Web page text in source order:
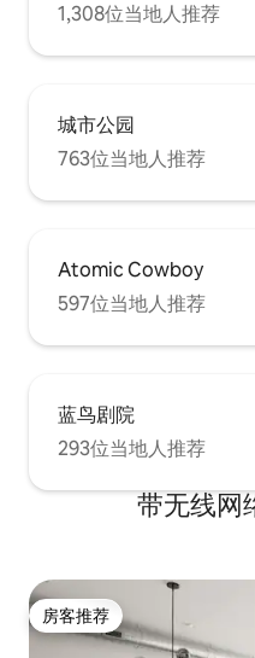
1,308位当地人推荐
城市公园
763位当地人推荐
Atomic Cowboy
597位当地人推荐
蓝鸟剧院
293位当地人推荐
带无线网
房客推荐
房客推荐